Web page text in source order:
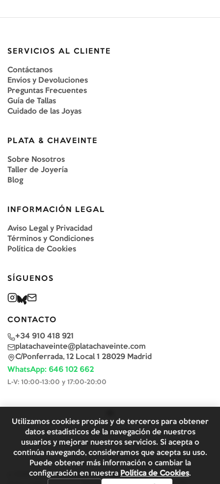
SERVICIOS AL CLIENTE
Contáctanos
Envíos y Devoluciones
Preguntas Frecuentes
Guía de Tallas
Cuidado de las Joyas
PLATA & CHAVEINTE
Sobre Nosotros
Taller de Joyería
Blog
INFORMACIÓN LEGAL
Aviso Legal y Privacidad
Términos y Condiciones
Política de Cookies
SÍGUENOS
CONTACTO
+34 910 418 921
platachaveinte@platachaveinte.com
C/Ponferrada, 12 Local 1 28029 Madrid
WhatsApp: 646 102 662
L-V: 10:00-13:00 y 17:00-20:00
2026Plata & Chaveinte. Todos los derechos reservados.
Utilizamos cookies propias y de terceros para obtener
datos estadísticos de la navegación de nuestros
usuarios y mejorar nuestros servicios. Si acepta o
continúa navegando, consideramos que acepta su uso.
Puede obtener más información o cambiar la
configuración en nuestra Política de Cookies.